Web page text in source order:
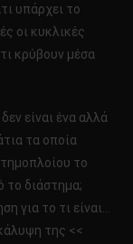
υπάρχει το
οι κυκλικές
κρύβουν μέσα
είναι ένα αλλά
τα οποία
το
το διάστημα;
για το τι είναι…
της <<